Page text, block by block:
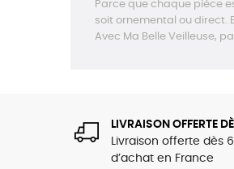
Parce que chaque pièce
soit ornemental ou direct.
Avec Ma Belle Veilleuse,
LIVRAISON OFFERTE
Livraison offerte dès
d’achat en France